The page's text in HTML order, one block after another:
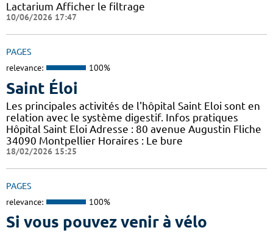
Lactarium Afficher le filtrage
10/06/2026 17:47
PAGES
relevance: 100%
Saint Éloi
Les principales activités de l'hôpital Saint Eloi sont en
relation avec le système digestif. Infos pratiques
Hôpital Saint Eloi Adresse : 80 avenue Augustin Fliche
34090 Montpellier Horaires : Le bure
18/02/2026 15:25
PAGES
relevance: 100%
Si vous pouvez venir à vélo